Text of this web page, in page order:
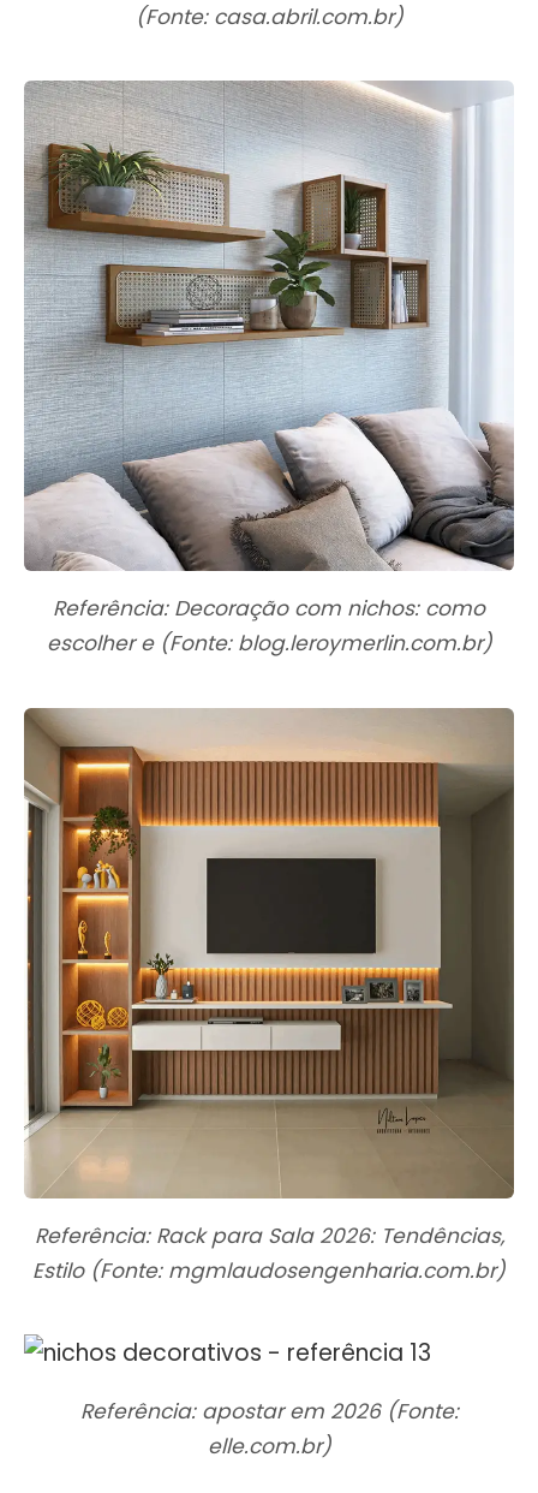
(Fonte: casa.abril.com.br)
Referência: Decoração com nichos: como
escolher e (Fonte: blog.leroymerlin.com.br)
Referência: Rack para Sala 2026: Tendências,
Estilo (Fonte: mgmlaudosengenharia.com.br)
Referência: apostar em 2026 (Fonte:
elle.com.br)